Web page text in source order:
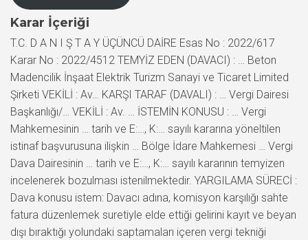
Karar İçeriği
T.C. D A N I Ş T A Y ÜÇÜNCÜ DAİRE Esas No : 2022/617
Karar No : 2022/4512 TEMYİZ EDEN (DAVACI) : … Beton
Madencilik İnşaat Elektrik Turizm Sanayi ve Ticaret Limited
Şirketi VEKİLİ : Av… KARŞI TARAF (DAVALI) : … Vergi Dairesi
Başkanlığı/… VEKİLİ : Av. … İSTEMİN KONUSU : … Vergi
Mahkemesinin … tarih ve E:…, K:… sayılı kararına yöneltilen
istinaf başvurusuna ilişkin … Bölge İdare Mahkemesi … Vergi
Dava Dairesinin … tarih ve E:…, K:… sayılı kararının temyizen
incelenerek bozulması istenilmektedir. YARGILAMA SÜRECİ :
Dava konusu istem: Davacı adına, komisyon karşılığı sahte
fatura düzenlemek suretiyle elde ettiği gelirini kayıt ve beyan
dışı bıraktığı yolundaki saptamaları içeren vergi tekniği